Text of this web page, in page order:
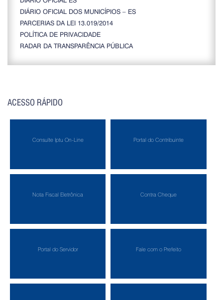
DIÁRIO OFICIAL DOS MUNICÍPIOS – ES
PARCERIAS DA LEI 13.019/2014
POLÍTICA DE PRIVACIDADE
RADAR DA TRANSPARÊNCIA PÚBLICA
ACESSO RÁPIDO
Consulte Iptu On-Line Portal do Contribuinte
Nota Fiscal Eletrônica Contra Cheque
Portal do Servidor Fale com o Prefeito